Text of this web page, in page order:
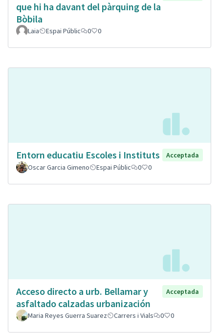
que hi ha davant del pàrquing de la
Bòbila
Laia Espai Públic 0 0
Entorn educatiu Escoles i Instituts
Acceptada
Oscar Garcia Gimeno
Espai Públic 0 0
Acceso directo a urb. Bellamar y
asfaltado calzadas urbanización
Acceptada
Maria Reyes Guerra Suarez Carrers i Vials 0 0